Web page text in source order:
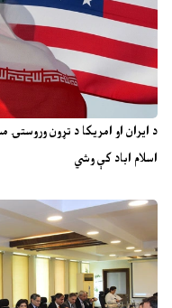
د ایران او امریکا د تړون
اسلام اباد کې وشي